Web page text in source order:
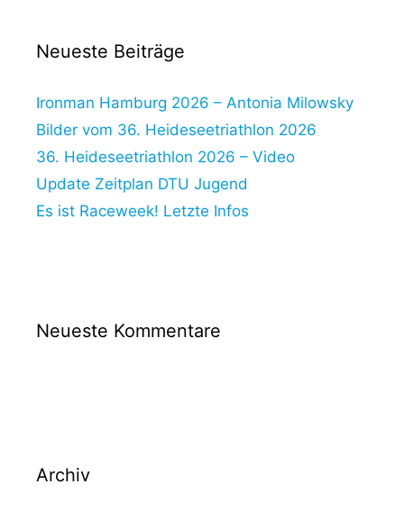
Neueste Beiträge
Ironman Hamburg 2026 – Antonia Milowsky
Bilder vom 36. Heideseetriathlon 2026
36. Heideseetriathlon 2026 – Video
Update Zeitplan DTU Jugend
Es ist Raceweek! Letzte Infos
Neueste Kommentare
Archiv